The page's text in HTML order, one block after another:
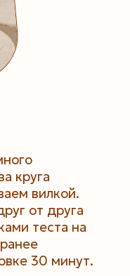
круга
вилкой.
от друга
теста на
30 минут.